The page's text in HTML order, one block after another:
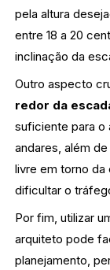
pela altura
entre 18 a 20
inclinação da
Outro aspecto
redor da
suficiente para o
andares, além
livre em torno
dificultar o
Por fim, utilizar
arquiteto pode
planejamento,